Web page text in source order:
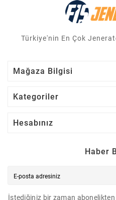
Türkiye'nin En Çok
Mağaza Bilgisi
Kategoriler
Hesabınız
Haber
İstediğiniz bir zaman